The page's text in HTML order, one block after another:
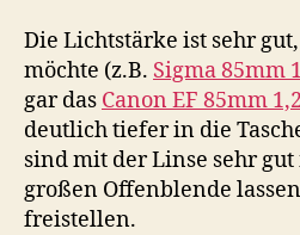
Die Lichtstärke ist sehr
möchte (z.B. Sigma 85mm
gar das Canon EF 85mm
deutlich tiefer in die
sind mit der Linse sehr
großen Offenblende
freistellen.